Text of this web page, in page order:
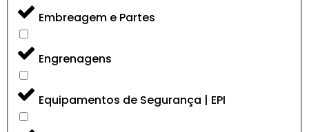
Embreagem e Partes
Engrenagens
Equipamentos de Segurança | EPI